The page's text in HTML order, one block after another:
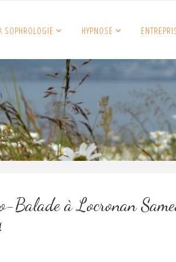
SOPHROLOGIE HYPNOSE
Balade à Locronan